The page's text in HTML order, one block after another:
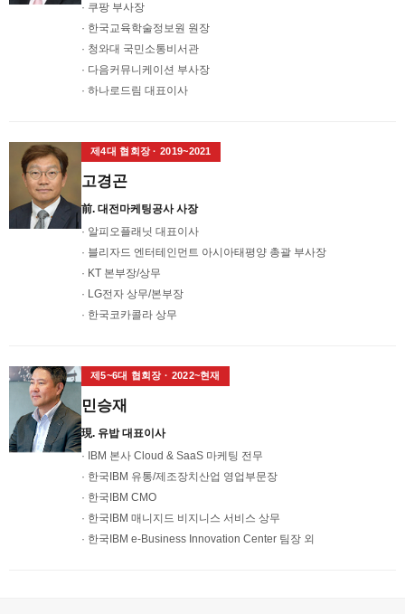
· 쿠팡 부사장
· 한국교육학술정보원 원장
· 청와대 국민소통비서관
· 다음커뮤니케이션 부사장
· 하나로드림 대표이사
제4대 협회장 · 2019~2021
고경곤
前. 대전마케팅공사 사장
· 알피오플래닛 대표이사
· 블리자드 엔터테인먼트 아시아태평양 총괄 부사장
· KT 본부장/상무
· LG전자 상무/본부장
· 한국코카콜라 상무
제5~6대 협회장 · 2022~현재
민승재
現. 유밥 대표이사
· IBM 본사 Cloud & SaaS 마케팅 전무
· 한국IBM 유통/제조장치산업 영업부문장
· 한국IBM CMO
· 한국IBM 매니지드 비지니스 서비스 상무
· 한국IBM e-Business Innovation Center 팀장 외